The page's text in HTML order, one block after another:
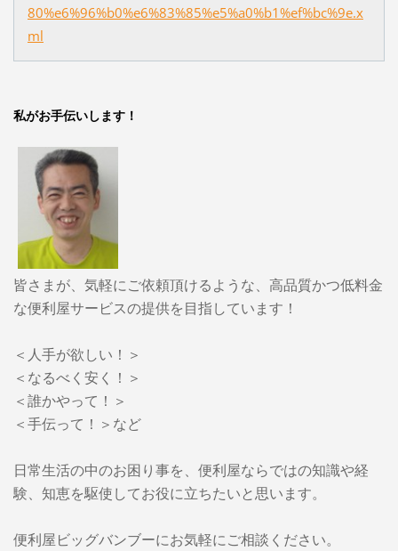
80%e6%96%b0%e6%83%85%e5%a0%b1%ef%bc%9e.x
ml
私がお手伝いします！
皆さまが、気軽にご依頼頂けるような、高品質かつ低料金
な便利屋サービスの提供を目指しています！
＜人手が欲しい！＞
＜なるべく安く！＞
＜誰かやって！＞
＜手伝って！＞など
日常生活の中のお困り事を、便利屋ならではの知識や経
験、知恵を駆使してお役に立ちたいと思います。
便利屋ビッグバンブーにお気軽にご相談ください。